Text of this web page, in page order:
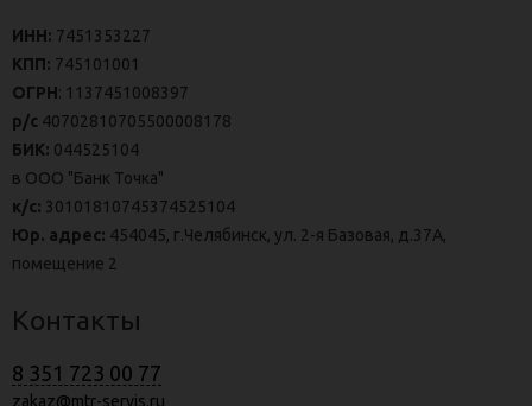
ИНН: 7451353227
КПП: 745101001
ОГРН: 1137451008397
р/с 40702810705500008178
БИК: 044525104
в ООО "Банк Точка"
к/с: 30101810745374525104
Юр. адрес: 454045, г.Челябинск, ул. 2-я Базовая, д.37А,
помещение 2
Контакты
8 351 723 00 77
zakaz@mtr-servis.ru